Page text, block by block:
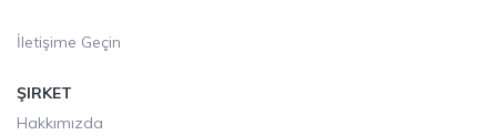
İletişime Geçin
ŞIRKET
Hakkımızda